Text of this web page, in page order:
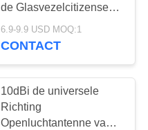
de Glasvezelcitizense
band van 3G 4G LTE
met de Vrouwelijke
6.9-9.9 USD MOQ:1
CONTACT
10dBi de universele
Richting
Openluchtantenne van